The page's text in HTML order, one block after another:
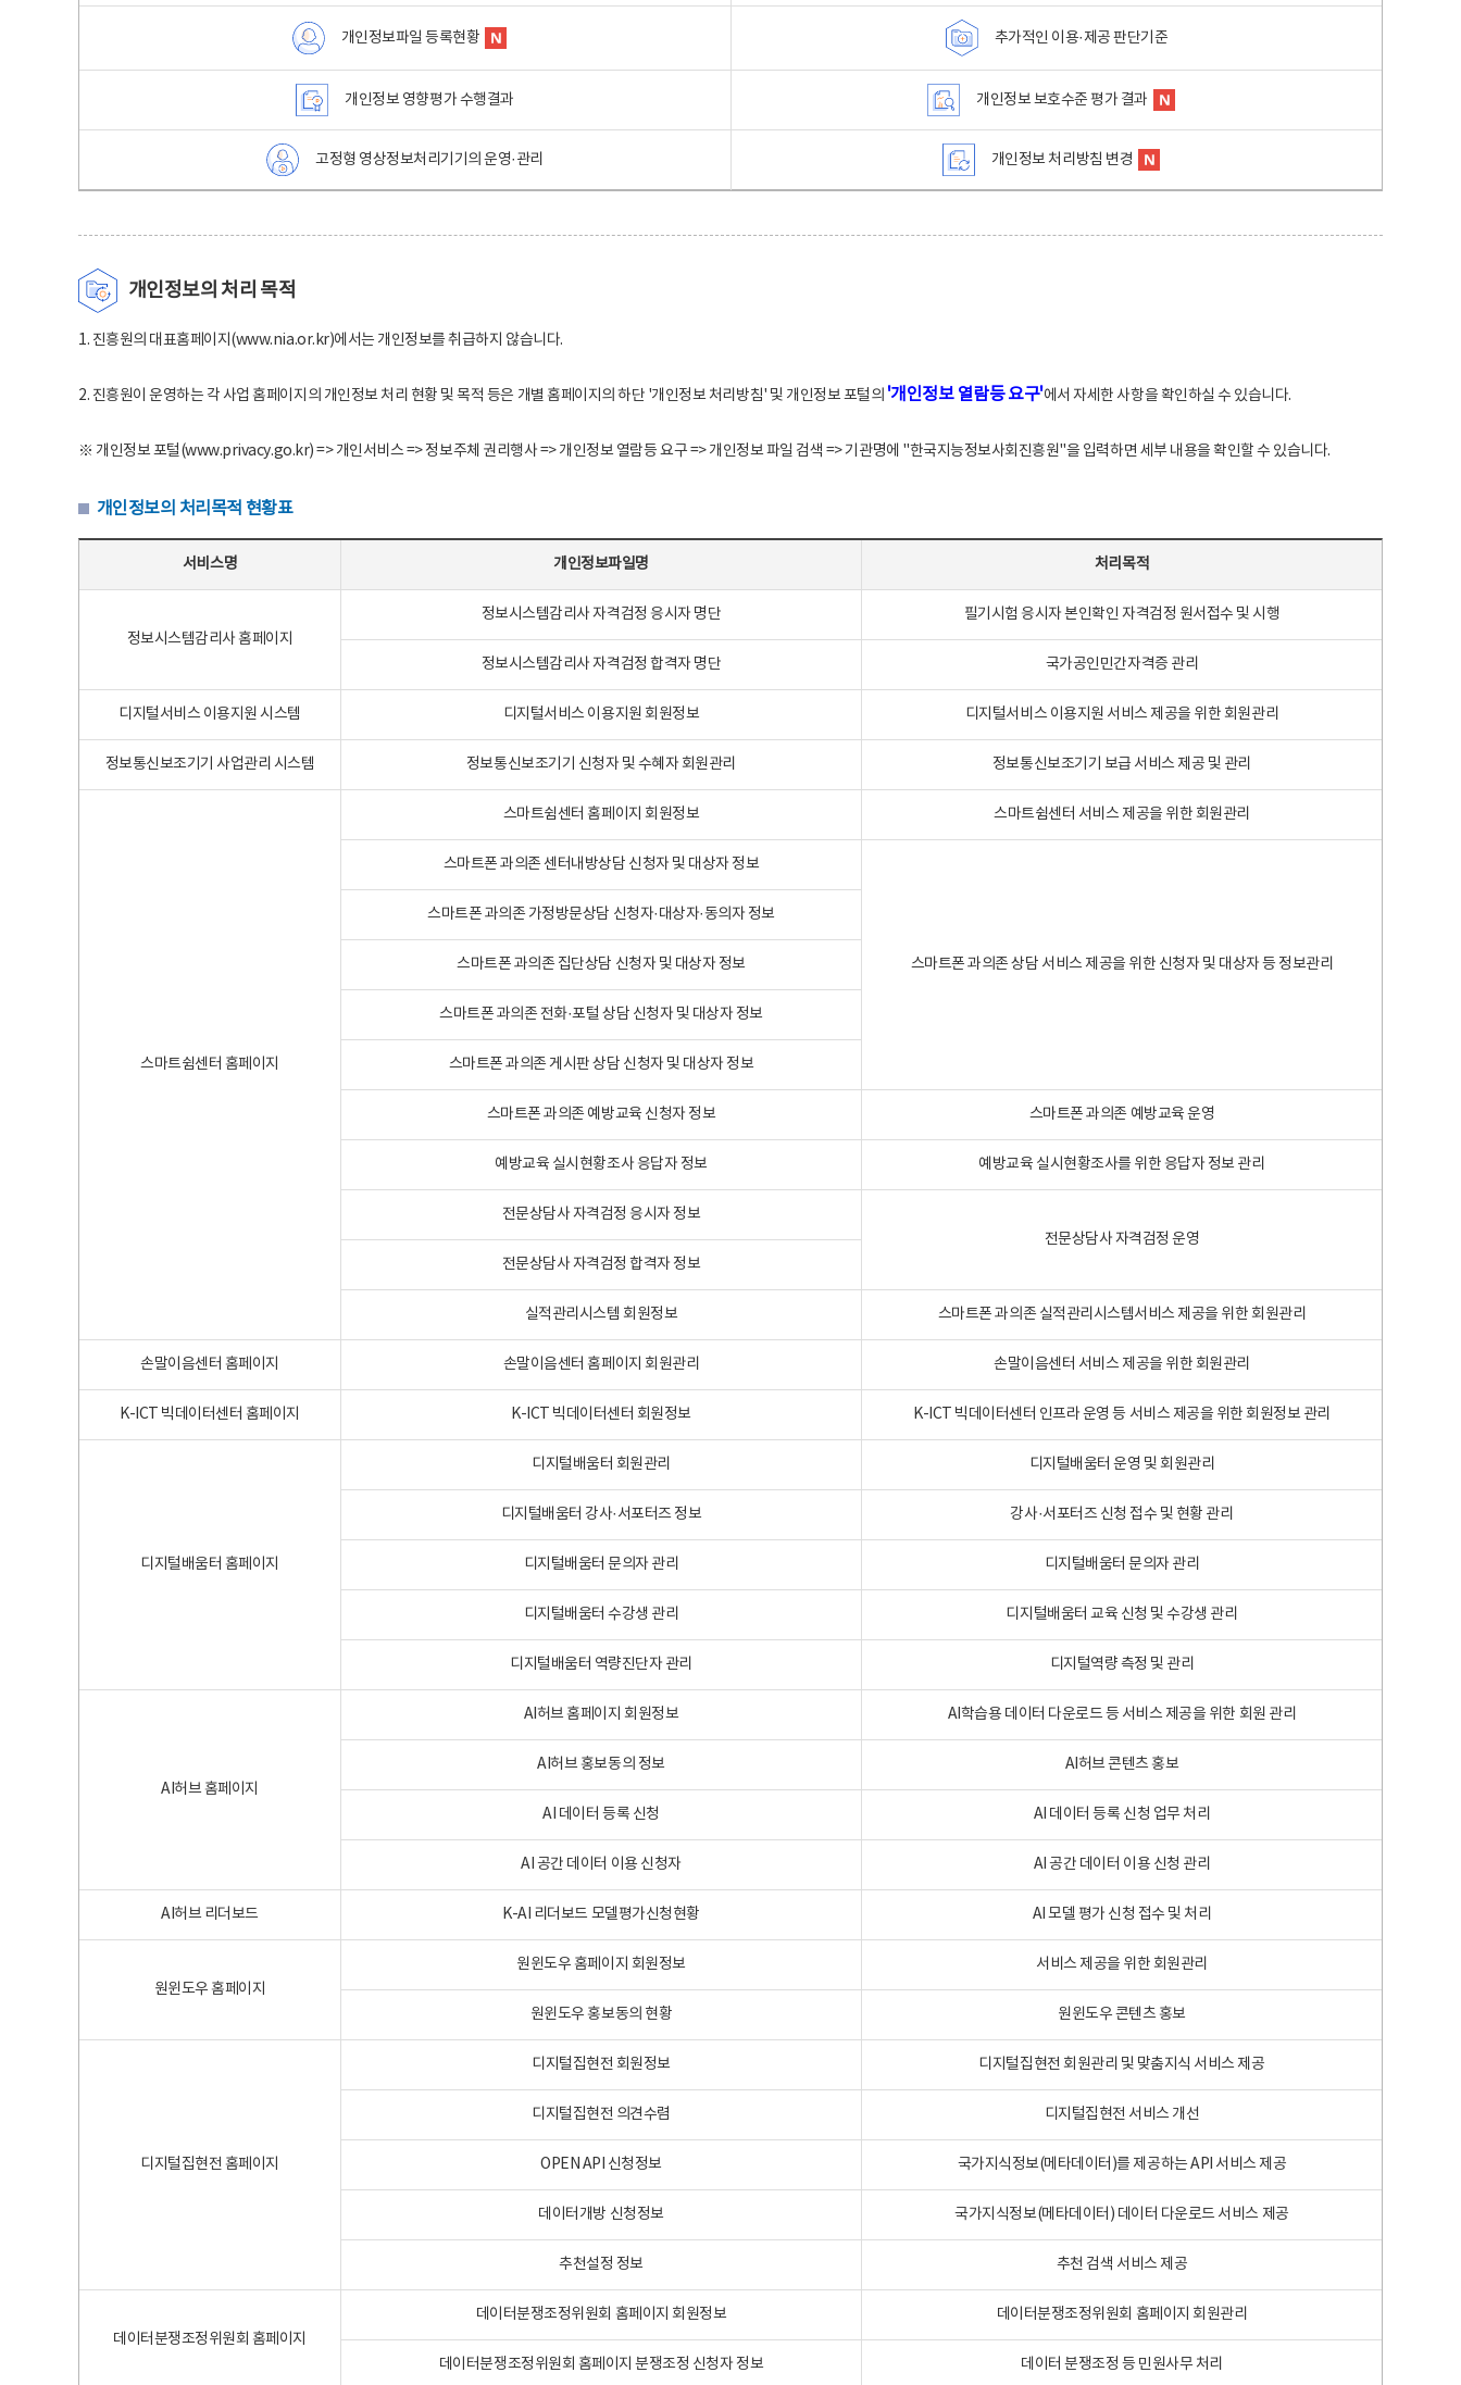
개인정보파일 등록현황 추가적인 이용·제공 판단기준
개인정보 영향평가 수행결과 개인정보 보호수준 평가 결과
고정형 영상정보처리기기의 운영·관리 개인정보 처리방침 변경
개인정보의 처리 목적
1. 진흥원의 대표홈페이지(www.nia.or.kr)에서는 개인정보를 취급하지 않습니다.
2. 진흥원이 운영하는 각 사업 홈페이지의 개인정보 처리 현황 및 목적 등은 개별 홈페이지의 하단 '개인정보 처리방침' 및 개인정보 포털의 '개인정보 열람등 요구'에서 자세한 사항을 확인하실 수 있습니다.
※ 개인정보 포털(www.privacy.go.kr) => 개인서비스 => 정보주체 권리행사 => 개인정보 열람등 요구 => 개인정보 파일 검색 => 기관명에 "한국지능정보사회진흥원"을 입력하면 세부 내용을 확인할 수 있습니다.
개인정보의 처리목적 현황표
서비스명 개인정보파일명 처리목적
정보시스템감리사 홈페이지
정보시스템감리사 자격검정 응시자 명단 필기시험 응시자 본인확인 자격검정 원서접수 및 시행
정보시스템감리사 자격검정 합격자 명단 국가공인민간자격증 관리
디지털서비스 이용지원 시스템 디지털서비스 이용지원 회원정보 디지털서비스 이용지원 서비스 제공을 위한 회원관리
정보통신보조기기 사업관리 시스템 정보통신보조기기 신청자 및 수혜자 회원관리 정보통신보조기기 보급 서비스 제공 및 관리
스마트쉼센터 홈페이지
스마트쉼센터 홈페이지 회원정보 스마트쉼센터 서비스 제공을 위한 회원관리
스마트폰 과의존 센터내방상담 신청자 및 대상자 정보
스마트폰 과의존 상담 서비스 제공을 위한 신청자 및 대상자 등 정보관리
스마트폰 과의존 가정방문상담 신청자·대상자·동의자 정보
스마트폰 과의존 집단상담 신청자 및 대상자 정보
스마트폰 과의존 전화·포털 상담 신청자 및 대상자 정보
스마트폰 과의존 게시판 상담 신청자 및 대상자 정보
스마트폰 과의존 예방교육 신청자 정보 스마트폰 과의존 예방교육 운영
예방교육 실시현황조사 응답자 정보 예방교육 실시현황조사를 위한 응답자 정보 관리
전문상담사 자격검정 응시자 정보
전문상담사 자격검정 운영
전문상담사 자격검정 합격자 정보
실적관리시스템 회원정보 스마트폰 과의존 실적관리시스템서비스 제공을 위한 회원관리
손말이음센터 홈페이지 손말이음센터 홈페이지 회원관리 손말이음센터 서비스 제공을 위한 회원관리
K-ICT 빅데이터센터 홈페이지 K-ICT 빅데이터센터 회원정보 K-ICT 빅데이터센터 인프라 운영 등 서비스 제공을 위한 회원정보 관리
디지털배움터 홈페이지
디지털배움터 회원관리 디지털배움터 운영 및 회원관리
디지털배움터 강사·서포터즈 정보 강사·서포터즈 신청 접수 및 현황 관리
디지털배움터 문의자 관리 디지털배움터 문의자 관리
디지털배움터 수강생 관리 디지털배움터 교육 신청 및 수강생 관리
디지털배움터 역량진단자 관리 디지털역량 측정 및 관리
AI허브 홈페이지
AI허브 홈페이지 회원정보 AI학습용 데이터 다운로드 등 서비스 제공을 위한 회원 관리
AI허브 홍보동의 정보 AI허브 콘텐츠 홍보
AI 데이터 등록 신청 AI 데이터 등록 신청 업무 처리
AI 공간 데이터 이용 신청자 AI 공간 데이터 이용 신청 관리
AI허브 리더보드 K-AI 리더보드 모델평가신청현황 AI 모델 평가 신청 접수 및 처리
원윈도우 홈페이지
원윈도우 홈페이지 회원정보 서비스 제공을 위한 회원관리
원윈도우 홍보동의 현황 원윈도우 콘텐츠 홍보
디지털집현전 홈페이지
디지털집현전 회원정보 디지털집현전 회원관리 및 맞춤지식 서비스 제공
디지털집현전 의견수렴 디지털집현전 서비스 개선
OPEN API 신청정보 국가지식정보(메타데이터)를 제공하는 API 서비스 제공
데이터개방 신청정보 국가지식정보(메타데이터) 데이터 다운로드 서비스 제공
추천설정 정보 추천 검색 서비스 제공
데이터분쟁조정위원회 홈페이지
데이터분쟁조정위원회 홈페이지 회원정보 데이터분쟁조정위원회 홈페이지 회원관리
데이터분쟁조정위원회 홈페이지 분쟁조정 신청자 정보 데이터 분쟁조정 등 민원사무 처리